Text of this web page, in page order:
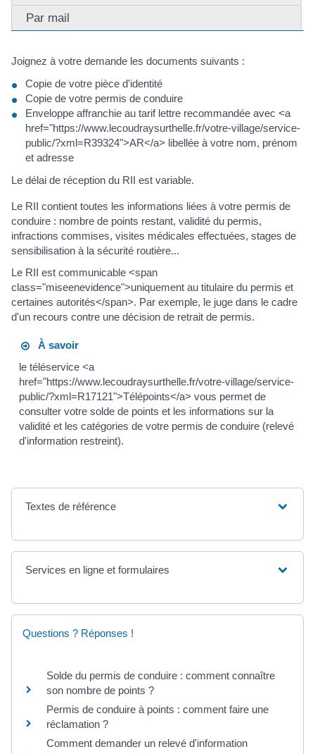
Par mail
Joignez à votre demande les documents suivants :
Copie de votre pièce d'identité
Copie de votre permis de conduire
Enveloppe affranchie au tarif lettre recommandée avec <a
href="https://www.lecoudraysurthelle.fr/votre-village/service-
public/?xml=R39324">AR</a> libellée à votre nom, prénom
et adresse
Le délai de réception du RII est variable.
Le RII contient toutes les informations liées à votre permis de
conduire : nombre de points restant, validité du permis,
infractions commises, visites médicales effectuées, stages de
sensibilisation à la sécurité routière...
Le RII est communicable <span
class="miseenevidence">uniquement au titulaire du permis et
certaines autorités</span>. Par exemple, le juge dans le cadre
d'un recours contre une décision de retrait de permis.
À savoir
le téléservice <a
href="https://www.lecoudraysurthelle.fr/votre-village/service-
public/?xml=R17121">Télépoints</a> vous permet de
consulter votre solde de points et les informations sur la
validité et les catégories de votre permis de conduire (relevé
d'information restreint).
Textes de référence
Services en ligne et formulaires
Questions ? Réponses !
Solde du permis de conduire : comment connaître
son nombre de points ?
Permis de conduire à points : comment faire une
réclamation ?
Comment demander un relevé d'information